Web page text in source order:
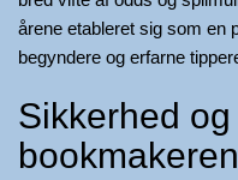
årene etableret sig som en
begyndere og erfarne
Sikkerhed
bookmakeren